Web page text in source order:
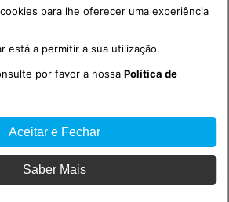
para lhe oferecer uma experiência
está a permitir a sua utilização.
por favor a nossaPolítica de
Aceitar e Fechar
Saber Mais